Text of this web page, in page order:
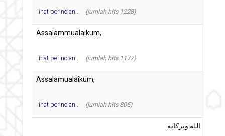
lihat perincian... (jumlah hits 1228)
lihat perincian... (jumlah hits 1177)
lihat perincian... (jumlah hits 805)